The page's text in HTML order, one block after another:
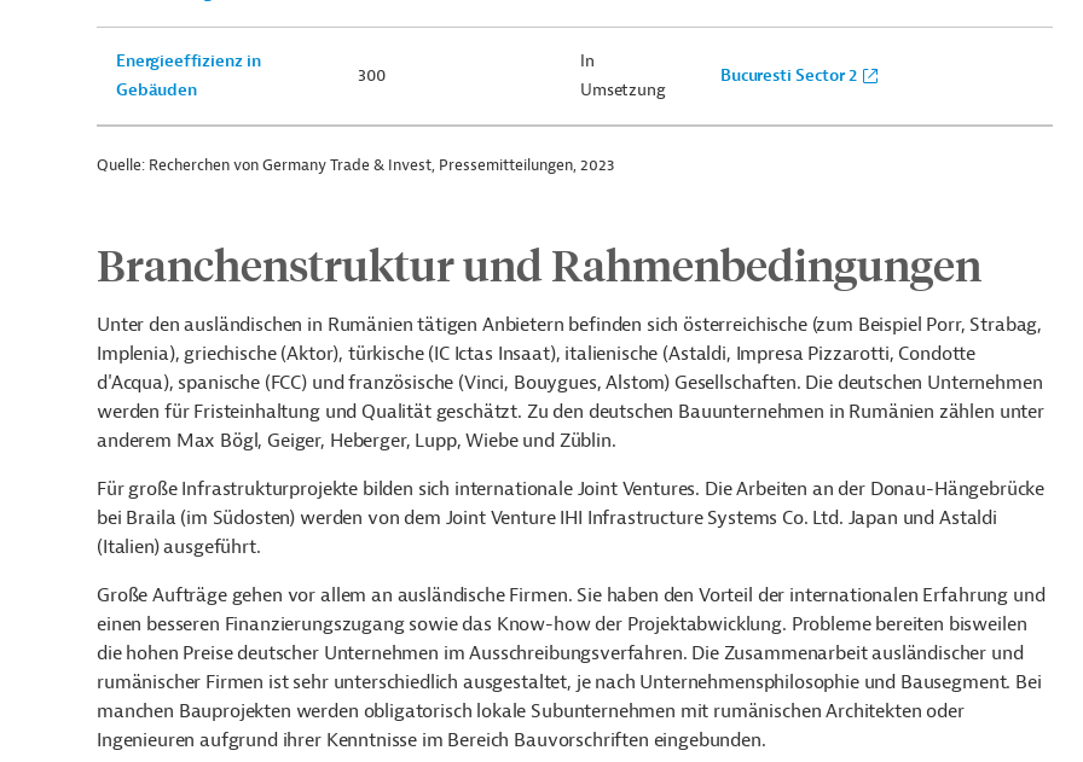
Energieeffizienz in
Gebäuden
300
In
Umsetzung
Bucuresti Sector 2
Quelle: Recherchen von Germany Trade & Invest, Pressemitteilungen, 2023
Branchenstruktur und Rahmenbedingungen
Unter den ausländischen in Rumänien tätigen Anbietern befinden sich österreichische (zum Beispiel Porr, Strabag,
Implenia), griechische (Aktor), türkische (IC Ictas Insaat), italienische (Astaldi, Impresa Pizzarotti, Condotte
d'Acqua), spanische (FCC) und französische (Vinci, Bouygues, Alstom) Gesellschaften. Die deutschen Unternehmen
werden für Fristeinhaltung und Qualität geschätzt. Zu den deutschen Bauunternehmen in Rumänien zählen unter
anderem Max Bögl, Geiger, Heberger, Lupp, Wiebe und Züblin.
Für große Infrastrukturprojekte bilden sich internationale Joint Ventures. Die Arbeiten an der Donau-Hängebrücke
bei Braila (im Südosten) werden von dem Joint Venture IHI Infrastructure Systems Co. Ltd. Japan und Astaldi
(Italien) ausgeführt.
Große Aufträge gehen vor allem an ausländische Firmen. Sie haben den Vorteil der internationalen Erfahrung und
einen besseren Finanzierungszugang sowie das Know-how der Projektabwicklung. Probleme bereiten bisweilen
die hohen Preise deutscher Unternehmen im Ausschreibungsverfahren. Die Zusammenarbeit ausländischer und
rumänischer Firmen ist sehr unterschiedlich ausgestaltet, je nach Unternehmensphilosophie und Bausegment. Bei
manchen Bauprojekten werden obligatorisch lokale Subunternehmen mit rumänischen Architekten oder
Ingenieuren aufgrund ihrer Kenntnisse im Bereich Bauvorschriften eingebunden.